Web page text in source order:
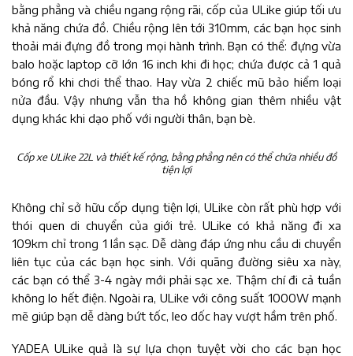
bằng phẳng và chiều ngang rộng rãi, cốp của ULike giúp tối ưu
khả năng chứa đồ. Chiều rộng lên tới 310mm, các bạn học sinh
thoải mái đựng đồ trong mọi hành trình. Bạn có thể: đựng vừa
balo hoặc laptop cỡ lớn 16 inch khi đi học; chứa được cả 1 quả
bóng rổ khi chơi thể thao. Hay vừa 2 chiếc mũ bảo hiểm loại
nửa đầu. Vậy nhưng vẫn tha hồ không gian thêm nhiều vật
dụng khác khi dạo phố với người thân, bạn bè.
Cốp xe ULike 22L và thiết kế rộng, bằng phẳng nên có thể chứa nhiều đồ
tiện lợi
Không chỉ sở hữu cốp dụng tiện lợi, ULike còn rất phù hợp với
thói quen di chuyển của giới trẻ. ULike có khả năng đi xa
109km chỉ trong 1 lần sạc. Dễ dàng đáp ứng nhu cầu di chuyển
liên tục của các bạn học sinh. Với quãng đường siêu xa này,
các bạn có thể 3-4 ngày mới phải sạc xe. Thậm chí đi cả tuần
không lo hết điện. Ngoài ra, ULike với công suất 1000W mạnh
mẽ giúp bạn dễ dàng bứt tốc, leo dốc hay vượt hầm trên phố.
YADEA ULike quả là sự lựa chọn tuyệt vời cho các bạn học